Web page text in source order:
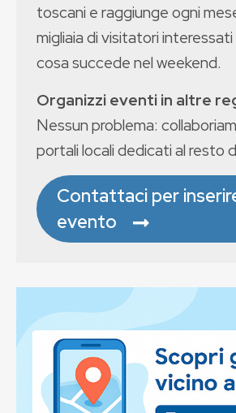
toscani e raggiunge ogni
migliaia di visitatori
cosa succede nel weekend.
Organizzi eventi in altre
Nessun problema:
portali locali dedicati al resto
Contattaci per
evento